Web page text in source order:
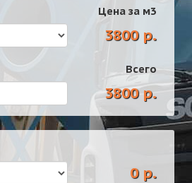
Цена за м3
3800 р.
Всего
3800 р.
0 р.